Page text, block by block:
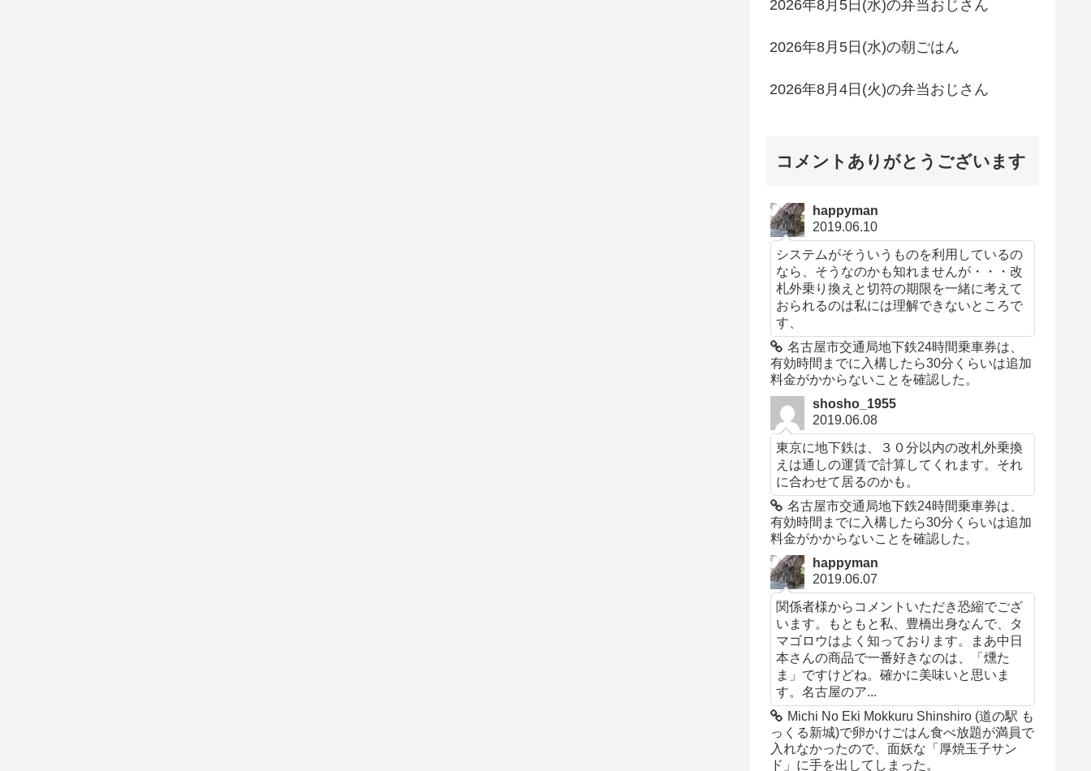
2026年8月5日(水)の弁当おじさん
2026年8月5日(水)の朝ごはん
2026年8月4日(火)の弁当おじさん
コメントありがとうございます
happyman
2019.06.10
システムがそういうものを利用しているの
なら、そうなのかも知れませんが・・・改
札外乗り換えと切符の期限を一緒に考えて
おられるのは私には理解できないところで
す、
名古屋市交通局地下鉄24時間乗車券は、
有効時間までに入構したら30分くらいは追加
料金がかからないことを確認した。
shosho_1955
2019.06.08
東京に地下鉄は、３０分以内の改札外乗換
えは通しの運賃で計算してくれます。それ
に合わせて居るのかも。
名古屋市交通局地下鉄24時間乗車券は、
有効時間までに入構したら30分くらいは追加
料金がかからないことを確認した。
happyman
2019.06.07
関係者様からコメントいただき恐縮でござ
います。もともと私、豊橋出身なんで、タ
マゴロウはよく知っております。まあ中日
本さんの商品で一番好きなのは、「燻た
ま」ですけどね。確かに美味いと思いま
す。名古屋のア...
Michi No Eki Mokkuru Shinshiro (道の駅 も
っくる新城)で卵かけごはん食べ放題が満員で
入れなかったので、面妖な「厚焼玉子サン
ド」に手を出してしまった。